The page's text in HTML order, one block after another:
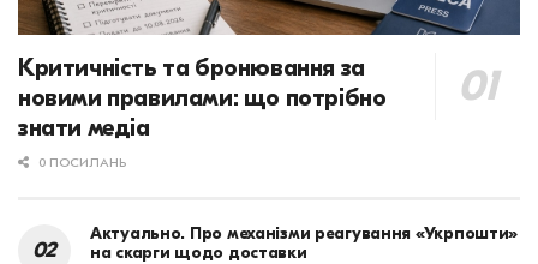
Критичність та бронювання за
новими правилами: що потрібно
знати медіа
0 ПОСИЛАНЬ
Актуально. Про механізми реагування «Укрпошти»
на скарги щодо доставки